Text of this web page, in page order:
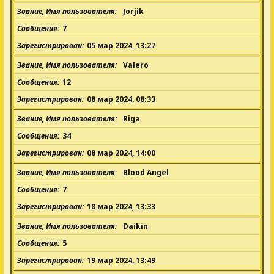
Звание, Имя пользователя
Jorjik
Сообщения 7
Зарегистрирован 05 мар 2024, 13:27
Звание, Имя пользователя
Valero
Сообщения 12
Зарегистрирован 08 мар 2024, 08:33
Звание, Имя пользователя
Riga
Сообщения 34
Зарегистрирован 08 мар 2024, 14:00
Звание, Имя пользователя
Blood Angel
Сообщения 7
Зарегистрирован 18 мар 2024, 13:33
Звание, Имя пользователя
Daikin
Сообщения 5
Зарегистрирован 19 мар 2024, 13:49